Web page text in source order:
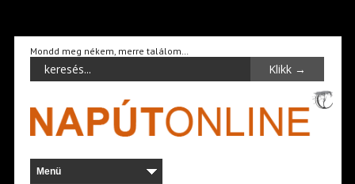
Mondd meg nékem, merre találom…